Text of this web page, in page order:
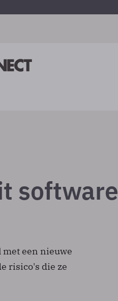
software
een nieuwe
risico's die ze